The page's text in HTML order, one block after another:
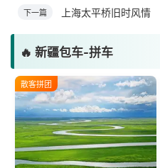
下一篇 上海太平桥旧时风情
🔥 新疆包车-拼车
散客拼团